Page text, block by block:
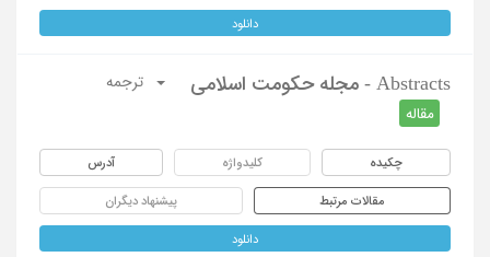
دانلود
Abstracts - مجله حکومت اسلامی
مقاله
ترجمه
چکیده کلیدواژه آدرس
مقالات مرتبط پیشنهاد دیگران
دانلود